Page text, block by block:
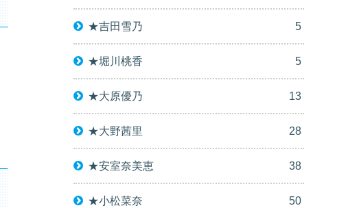
★吉田雪乃 5
★堀川桃香 5
★大原優乃 13
★大野茜里 28
★安室奈美恵 38
★小松菜奈 50